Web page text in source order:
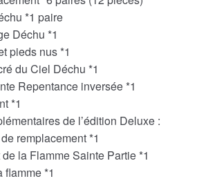
*1 paire
Déchu *1
pieds nus *1
du Ciel Déchu *1
Repentance inversée *1
*1
de l’édition Deluxe :
remplacement *1
la Flamme Sainte Partie *1
flamme *1